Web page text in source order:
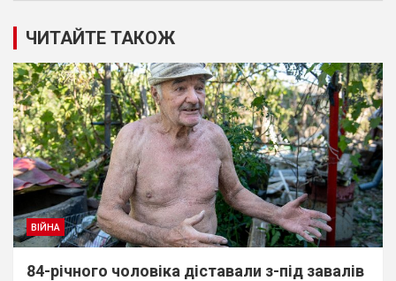
ЧИТАЙТЕ ТАКОЖ
ВІЙНА
84-річного чоловіка діставали з-під завалів